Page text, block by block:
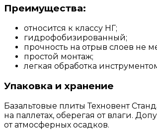
Преимущества:
относится к классу НГ;
гидрофобизированный;
прочность на отрыв слоев не
простой монтаж;
легкая обработка
Упаковка и хранение
Базальтовые плиты Техновент
на паллетах, оберегая от влаги.
от атмосферных осадков.